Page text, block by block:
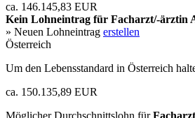
ca. 146.145,83 EUR
Kein Lohneintrag für Facharzt/-ärztin
» Neuen Lohneintrag erstellen
Österreich
Um den Lebensstandard in Österreich
ca. 150.135,89 EUR